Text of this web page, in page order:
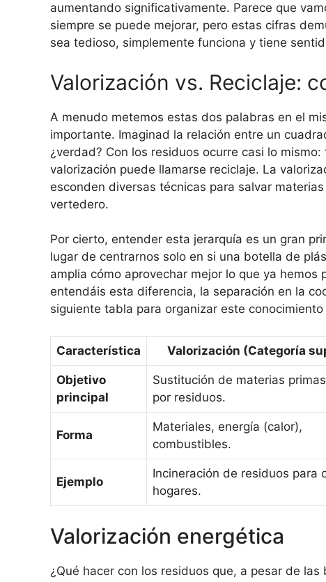
aumentando significativamente. Parece que
siempre se puede mejorar, pero estas cifras
sea tedioso, simplemente funciona y tiene
Valorización vs. Reciclaje:
A menudo metemos estas dos palabras en el
importante. Imaginad la relación entre un
¿verdad? Con los residuos ocurre casi lo
valorización puede llamarse reciclaje. La
esconden diversas técnicas para salvar
vertedero.
Por cierto, entender esta jerarquía es un gran
lugar de centrarnos solo en si una botella de
amplia cómo aprovechar mejor lo que ya
entendáis esta diferencia, la separación en la
siguiente tabla para organizar este
Característica Valorización (Categoría
Objetivo
principal
Sustitución de materias
por residuos.
Forma
Materiales, energía (calor),
combustibles.
Ejemplo
Incineración de residuos para
hogares.
Valorización energética
¿Qué hacer con los residuos que, a pesar de